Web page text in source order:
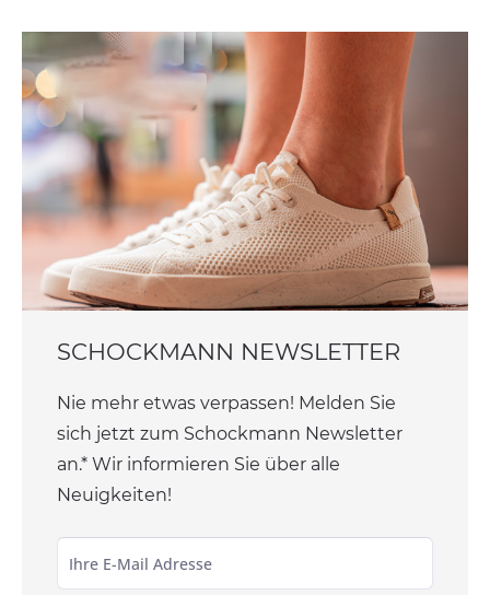
SCHOCKMANN NEWSLETTER
Nie mehr etwas verpassen! Melden Sie
sich jetzt zum Schockmann Newsletter
an.* Wir informieren Sie über alle
Neuigkeiten!